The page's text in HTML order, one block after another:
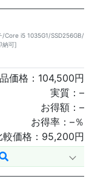
Core i5 1035G1/SSD256GB/
納可]
価格： 104,500円
実質： –
お得額： –
お得率： –％
較価格： 95,200円